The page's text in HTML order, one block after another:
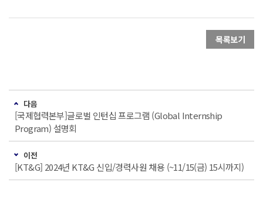
목록보기
다음
[국제협력본부]글로벌 인턴십 프로그램 (Global Internship
Program) 설명회
이전
[KT&G] 2024년 KT&G 신입/경력사원 채용 (~11/15(금) 15시까지)